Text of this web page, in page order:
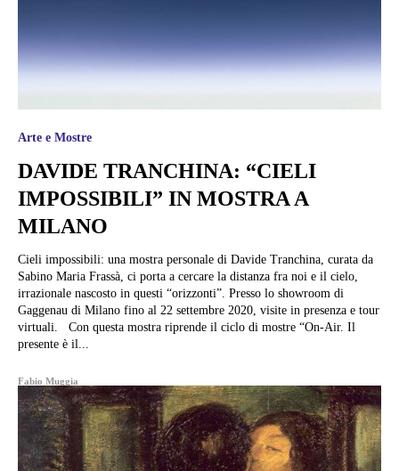
Arte e Mostre
DAVIDE TRANCHINA: “CIELI
IMPOSSIBILI” IN MOSTRA A
MILANO
Cieli impossibili: una mostra personale di Davide Tranchina, curata da
Sabino Maria Frassà, ci porta a cercare la distanza fra noi e il cielo,
irrazionale nascosto in questi “orizzonti”. Presso lo showroom di
Gaggenau di Milano fino al 22 settembre 2020, visite in presenza e tour
virtuali. Con questa mostra riprende il ciclo di mostre “On-Air. Il
presente è il...
Fabio Muggia